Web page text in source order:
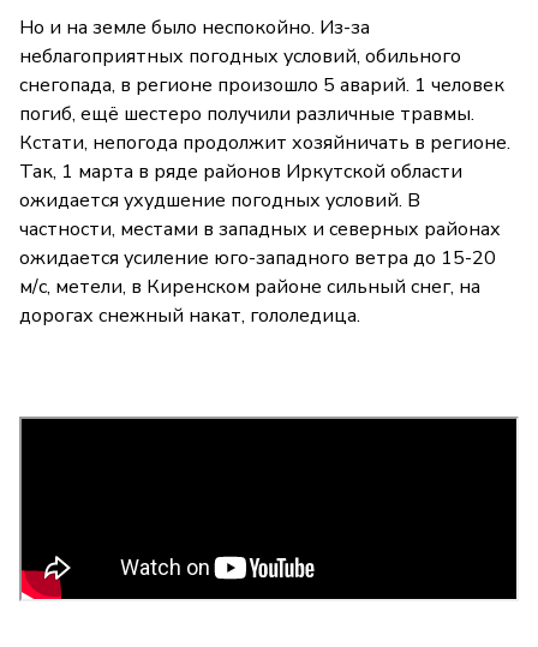
Но и на земле было неспокойно. Из-за
неблагоприятных погодных условий, обильного
снегопада, в регионе произошло 5 аварий. 1 человек
погиб, ещё шестеро получили различные травмы.
Кстати, непогода продолжит хозяйничать в регионе.
Так, 1 марта в ряде районов Иркутской области
ожидается ухудшение погодных условий. В
частности, местами в западных и северных районах
ожидается усиление юго-западного ветра до 15-20
м/с, метели, в Киренском районе сильный снег, на
дорогах снежный накат, гололедица.